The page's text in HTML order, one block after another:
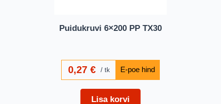
Puidukruvi 6×200 PP TX30
0,27€ tk
Lisa korvi